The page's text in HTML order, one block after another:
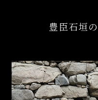
豊臣石垣